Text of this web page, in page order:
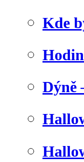
Kde
Dýně